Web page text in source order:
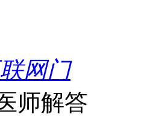
网门
师解答